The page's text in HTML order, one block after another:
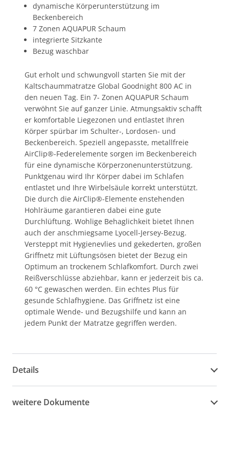
dynamische Körperunterstützung im
Beckenbereich
7 Zonen AQUAPUR Schaum
integrierte Sitzkante
Bezug waschbar
Gut erholt und schwungvoll starten Sie mit der
Kaltschaummatratze Global Goodnight 800 AC in
den neuen Tag. Ein 7- Zonen AQUAPUR Schaum
verwöhnt Sie auf ganzer Linie. Atmungsaktiv schafft
er komfortable Liegezonen und entlastet Ihren
Körper spürbar im Schulter-, Lordosen- und
Beckenbereich. Speziell angepasste, metallfreie
AirClip®-Federelemente sorgen im Beckenbereich
für eine dynamische Körperzonenunterstützung.
Punktgenau wird Ihr Körper dabei im Schlafen
entlastet und Ihre Wirbelsäule korrekt unterstützt.
Die durch die AirClip®-Elemente enstehenden
Hohlräume garantieren dabei eine gute
Durchlüftung. Wohlige Behaglichkeit bietet Ihnen
auch der anschmiegsame Lyocell-Jersey-Bezug.
Versteppt mit Hygienevlies und gekederten, großen
Griffnetz mit Lüftungsösen bietet der Bezug ein
Optimum an trockenem Schlafkomfort. Durch zwei
Reißverschlüsse abziehbar, kann er jederzeit bis ca.
60 °C gewaschen werden. Ein echtes Plus für
gesunde Schlafhygiene. Das Griffnetz ist eine
optimale Wende- und Bezugshilfe und kann an
jedem Punkt der Matratze gegriffen werden.
Details
weitere Dokumente